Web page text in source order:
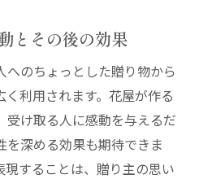
とその後の効果
へのちょっとした贈り物から
利用されます。花屋が作る
け取る人に感動を与えるだ
を深める効果も期待できま
することは、贈り主の思い